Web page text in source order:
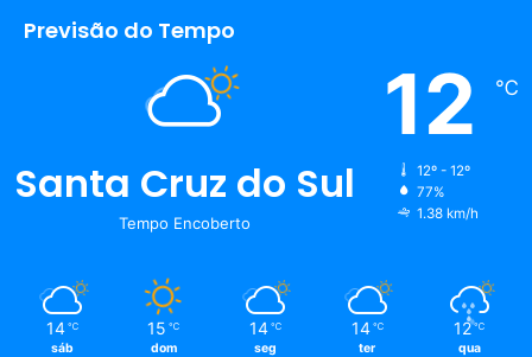
Previsão do Tempo
Santa Cruz do Sul
Tempo Encoberto
12 ℃
12º - 12º
77%
1.38 km/h
14 ℃
sáb
15 ℃
dom
14 ℃
seg
14 ℃
ter
12 ℃
qua